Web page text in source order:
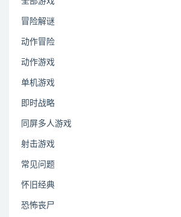
冒险解谜
动作冒险
动作游戏
单机游戏
即时战略
同屏多人游戏
射击游戏
常见问题
怀旧经典
恐怖丧尸